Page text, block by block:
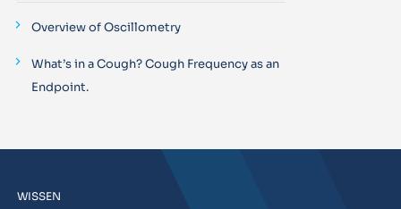
Overview of Oscillometry
What’s in a Cough? Cough Frequency as an
Endpoint.
WISSEN